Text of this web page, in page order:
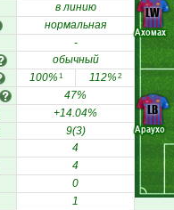
Араухо
Ахомах
LB
LW
в линию
нормальная
-
обычный
100%1 112%2
47%
+14.04%
9(3)
4
4
0
1